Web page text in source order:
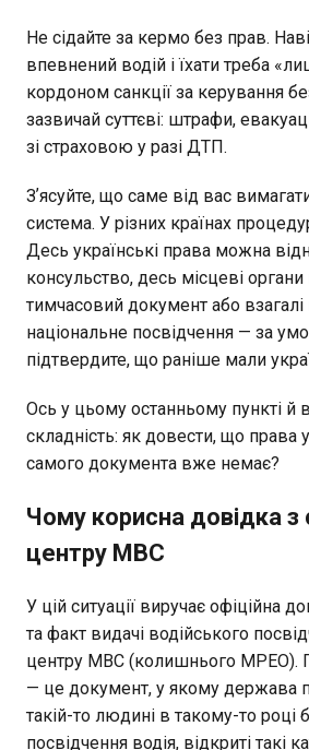
Не сідайте за кермо без прав.
впевнений водій і їхати треба
кордоном санкції за керування
зазвичай суттєві: штрафи,
зі страховою у разі ДТП.
Зʼясуйте, що саме від вас
система. У різних країнах
Десь українські права можна
консульство, десь місцеві органи
тимчасовий документ або
національне посвідчення — за
підтвердите, що раніше мали
Ось у цьому останньому пункті й
складність: як довести, що права
самого документа вже немає?
Чому корисна довідка з
центру МВС
У цій ситуації виручає офіційна
та факт видачі водійського
центру МВС (колишнього МРЕО).
— це документ, у якому держава
такій-то людині в такому-то році
посвідчення водія, відкриті такі